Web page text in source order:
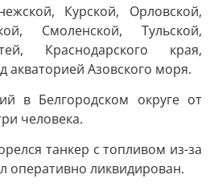
Курской, Орловской,
Смоленской, Тульской,
Краснодарского края,
акваторией Азовского моря.
в Белгородском округе от
человека.
танкер с топливом из-за
оперативно ликвидирован.